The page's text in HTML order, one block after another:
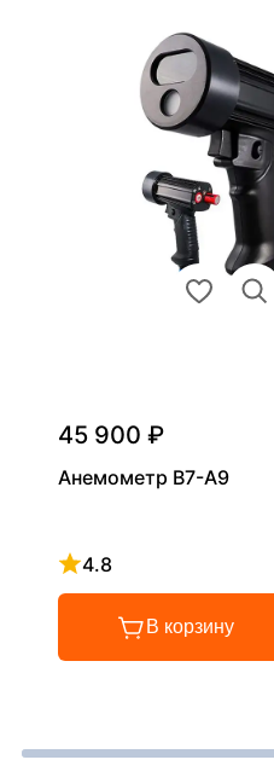
45 900 ₽
Анемометр В7-А9
4.8
Рейтинг 4.8 из 5
В корзину